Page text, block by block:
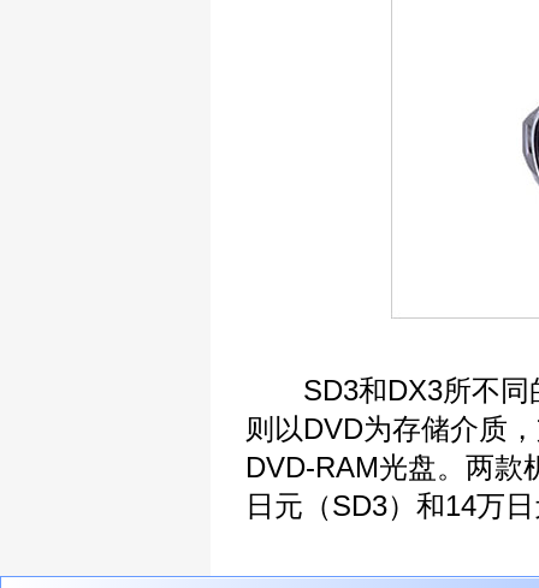
SD3和DX3所不同
则以DVD为存储介质
DVD-RAM光盘。两款
日元（SD3）和14万